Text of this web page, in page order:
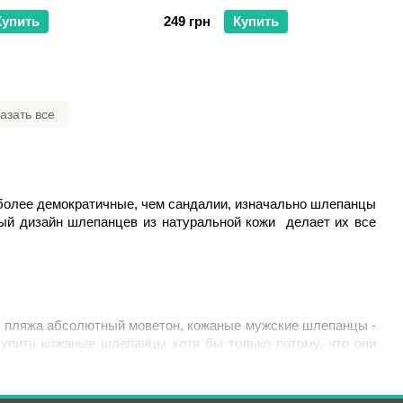
демократичные, чем сандалии, изначально шлепанцы
дизайн шлепанцев из натуральной кожи  делает их все
пляжа абсолютный моветон, кожаные мужские шлепанцы -
кожаные шлепанцы хотя бы только потому, что они
249 грн Купить
все